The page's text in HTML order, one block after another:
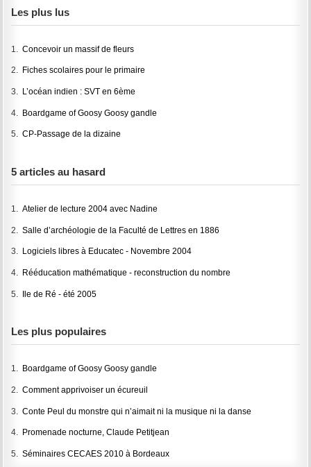
Les plus lus
1.Concevoir un massif de fleurs
2. Fiches scolaires pour le primaire
3. L’océan indien : SVT en 6ème
4. Boardgame of Goosy Goosy gandle
5.CP-Passage de la dizaine
5 articles au hasard
1.Atelier de lecture 2004 avec Nadine
2.Salle d’archéologie de la Faculté de Lettres en 1886
3. Logiciels libres à Educatec - Novembre 2004
4. Rééducation mathématique - reconstruction du nombre
5. Ile de Ré - été 2005
Les plus populaires
1. Boardgame of Goosy Goosy gandle
2.Comment apprivoiser un écureuil
3.Conte Peul du monstre qui n’aimait ni la musique ni la danse
4. Promenade nocturne, Claude Petitjean
5.Séminaires CECAES 2010 à Bordeaux